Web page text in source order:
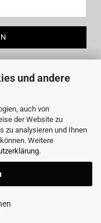
und andere
auch von
der Website zu
zu analysieren und Ihnen
Weitere
.